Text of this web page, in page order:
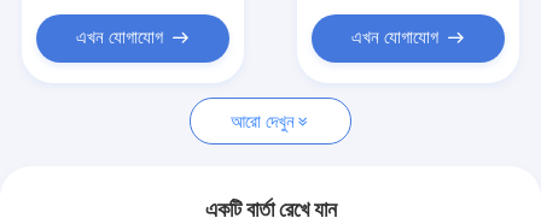
এখন যোগাযোগ এখন যোগাযোগ
আরো দেখুন
একটি বার্তা রেখে যান